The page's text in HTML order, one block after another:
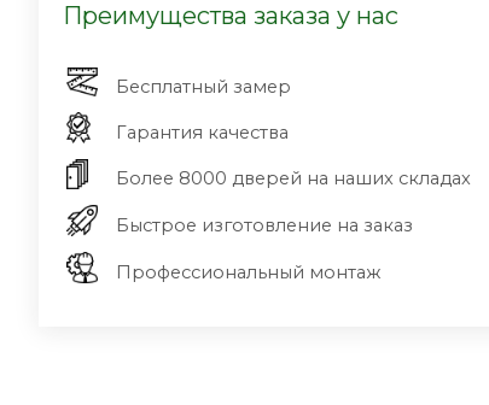
Преимущества заказа у нас
Бесплатный замер
Гарантия качества
Более 8000 дверей на наших складах
Быстрое изготовление на заказ
Профессиональный монтаж